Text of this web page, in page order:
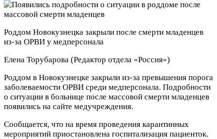
Роддом Новокузнецка закрыли после смерти младенцев
из-за ОРВИ у медперсонала
Елена Торубарова (Редактор отдела «Россия»)
Роддом в Новокузнецке закрыли из-за превышения порога
заболеваемости ОРВИ среди медперсонала. Подробности
о ситуации в больнице после массовой смерти младенцев
появились на сайте медучреждения.
Сообщается, что на время проведения карантинных
мероприятий приостановлена госпитализация пациенток.